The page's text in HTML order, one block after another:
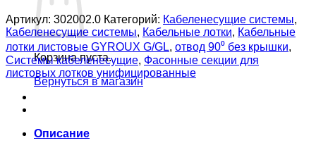
Корзина пуста.
Вернуться в магазин
Артикул: 302002.0 Категорий: Кабеленесущие системы,
Кабеленесущие системы, Кабельные лотки, Кабельные
лотки листовые GYROUX G/GL, отвод 90⁰ без крышки,
Системы кабеленесущие, Фасонные секции для
листовых лотков унифицированные
Описание